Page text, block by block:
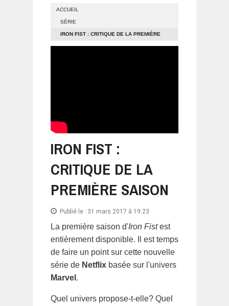
ACCUEIL
SÉRIE
IRON FIST : CRITIQUE DE LA PREMIÈRE
SAISON
IRON FIST :
CRITIQUE DE LA
PREMIÈRE SAISON
Publié le : 31 mars 2017 à 19:23
La première saison d'Iron Fistest
entièrement disponible. Il est temps
de faire un point sur cette nouvelle
série de Netflix basée sur l'univers
Marvel .
Quel univers propose-t-elle? Quel